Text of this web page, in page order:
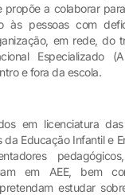
propõe a colaborar
às pessoas com
em rede, do
Especializado
e fora da escola.
em licenciatura
Educação Infantil e
em AEE, bem
estudar